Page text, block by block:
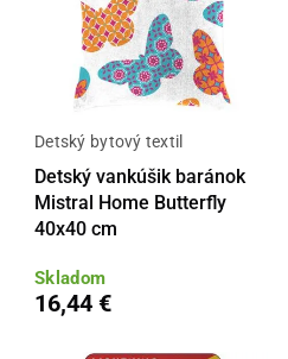
Detský bytový textil
Detský vankúšik baránok
Mistral Home Butterfly
40x40 cm
Skladom
16,44 €